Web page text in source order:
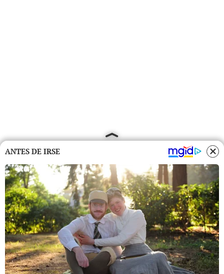
ANTES DE IRSE